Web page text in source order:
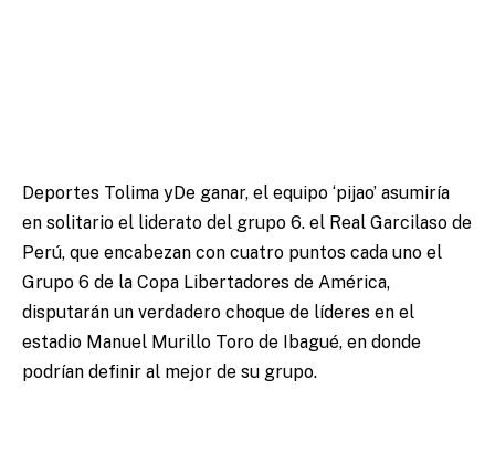
Deportes Tolima yDe ganar, el equipo ‘pijao’ asumiría
en solitario el liderato del grupo 6. el Real Garcilaso de
Perú, que encabezan con cuatro puntos cada uno el
Grupo 6 de la Copa Libertadores de América,
disputarán un verdadero choque de líderes en el
estadio Manuel Murillo Toro de Ibagué, en donde
podrían definir al mejor de su grupo.